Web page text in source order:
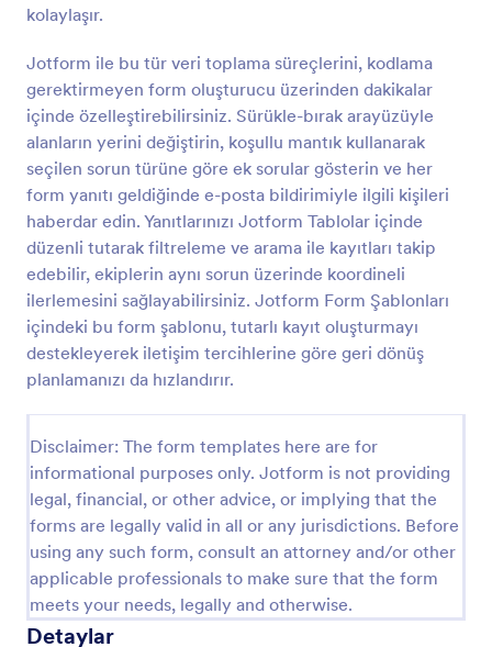
kolaylaşır.
Jotform ile bu tür veri toplama süreçlerini, kodlama
gerektirmeyen form oluşturucu üzerinden dakikalar
içinde özelleştirebilirsiniz. Sürükle-bırak arayüzüyle
alanların yerini değiştirin, koşullu mantık kullanarak
seçilen sorun türüne göre ek sorular gösterin ve her
form yanıtı geldiğinde e-posta bildirimiyle ilgili kişileri
haberdar edin. Yanıtlarınızı Jotform Tablolar içinde
düzenli tutarak filtreleme ve arama ile kayıtları takip
edebilir, ekiplerin aynı sorun üzerinde koordineli
ilerlemesini sağlayabilirsiniz. Jotform Form Şablonları
içindeki bu form şablonu, tutarlı kayıt oluşturmayı
destekleyerek iletişim tercihlerine göre geri dönüş
planlamanızı da hızlandırır.
Disclaimer: The form templates here are for
informational purposes only. Jotform is not providing
legal, financial, or other advice, or implying that the
forms are legally valid in all or any jurisdictions. Before
using any such form, consult an attorney and/or other
applicable professionals to make sure that the form
meets your needs, legally and otherwise.
Detaylar
BT Servis Talep Formu
Bu BT Servis Talep Formu, müşterilerinizden online
talep edebileceğiniz isim, departman, bina numarası,
e-posta, sorun kategorisi ve diğer yorumları kolayca
toplamanıza olanak tanır. Logonuzu, resimlerinizi,
yazı tiplerinizi, renklerinizi ekleyin; formu ya web
sitenize gömün ya da bağımsız bir form olarak
kullanın.
Go to Category:
BT Talep Formları
Şablon Kullan